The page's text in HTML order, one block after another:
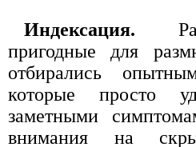
Индексация.
пригодные для
отбирались
которые просто
заметными
внимания на